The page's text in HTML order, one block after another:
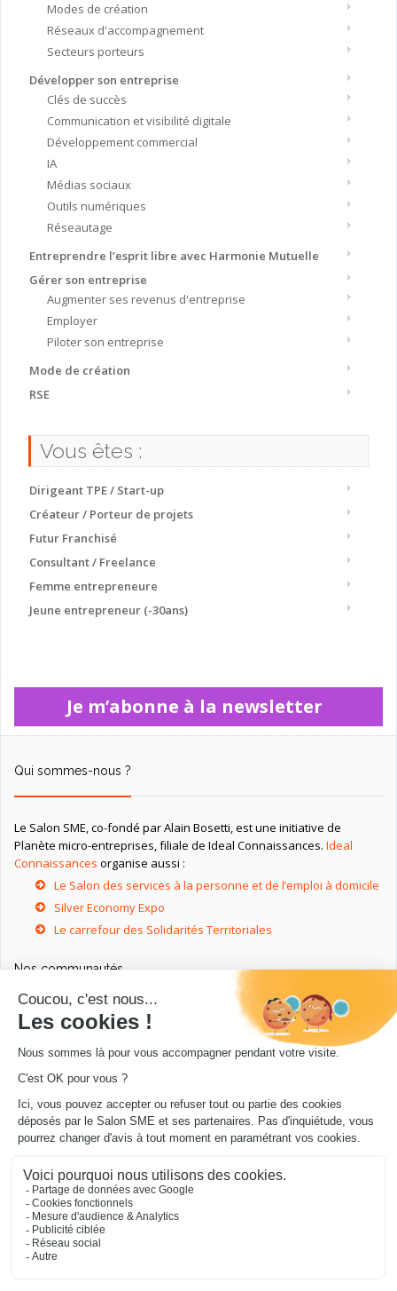
Modes de création
Réseaux d'accompagnement
Secteurs porteurs
Développer son entreprise
Clés de succès
Communication et visibilité digitale
Développement commercial
IA
Médias sociaux
Outils numériques
Réseautage
Entreprendre l’esprit libre avec Harmonie Mutuelle
Gérer son entreprise
Augmenter ses revenus d'entreprise
Employer
Piloter son entreprise
Mode de création
RSE
Vous êtes :
Dirigeant TPE / Start-up
Créateur / Porteur de projets
Futur Franchisé
Consultant / Freelance
Femme entrepreneure
Jeune entrepreneur (-30ans)
Je m’abonne à la newsletter
Qui sommes-nous ?
Le Salon SME, co-fondé par Alain Bosetti, est une initiative de
Planète micro-entreprises, filiale de Ideal Connaissances. Ideal
Connaissances organise aussi :
Le Salon des services à la personne et de l’emploi à domicile
Silver Economy Expo
Le carrefour des Solidarités Territoriales
Nos communautés
Ressources utiles
Livres utiles pour les entrepreneurs
Sites utiles pour les entrepreneurs
Conseils pour votre entreprise/microentreprise